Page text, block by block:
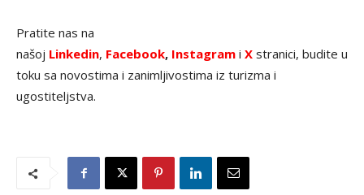
Pratite nas na
našoj Linkedin, Facebook, Instagram i X stranici, budite u
toku sa novostima i zanimljivostima iz turizma i
ugostiteljstva.